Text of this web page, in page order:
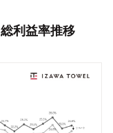
利益率推移